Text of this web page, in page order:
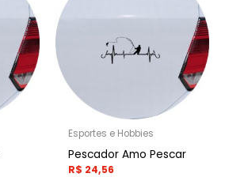
Esportes e Hobbies
Pescador Amo Pescar
R$ 24,56